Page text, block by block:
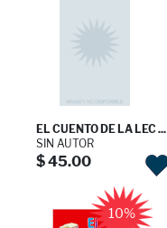
EL CUENTO DE LA LEC ...
SIN AUTOR
$ 45.00
10%